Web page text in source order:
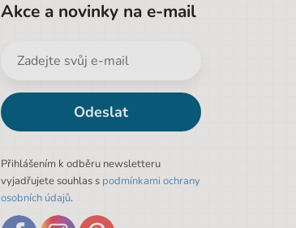
Akce a novinky na e-mail
Odeslat
Přihlášením k odběru newsletteru
vyjadřujete souhlas s podmínkami ochrany
osobních údajů.